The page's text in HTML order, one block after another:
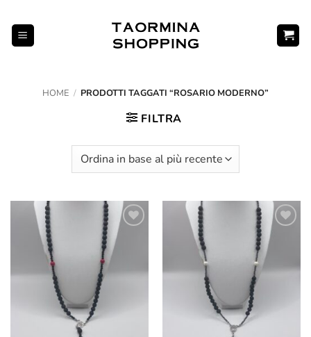
contenuti
HOME / PRODOTTI TAGGATI “ROSARIO MODERNO”
FILTRA
Aggiungi
alla lista
Aggiungi
alla lista
desideri